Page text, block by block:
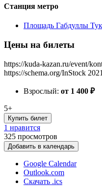
Станция метро
Площадь Габдуллы
Цены на билеты
https://kuda-kazan.ru/event/
https://schema.org/InStock
Взрослый: от 1 400 ₽
5+
Купить билет
1 нравится
325 просмотров
Добавить в календарь
Google Calendar
Outlook.com
Скачать .ics